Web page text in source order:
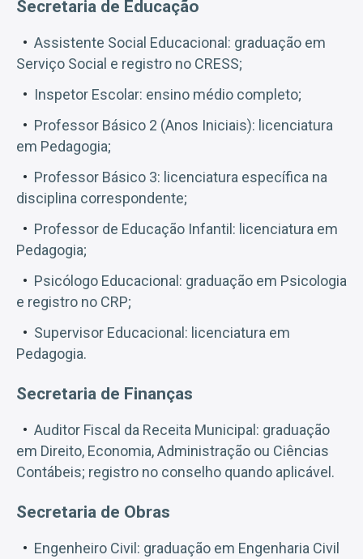
Secretaria de Educação
Assistente Social Educacional: graduação em
Serviço Social e registro no CRESS;
Inspetor Escolar: ensino médio completo;
Professor Básico 2 (Anos Iniciais): licenciatura
em Pedagogia;
Professor Básico 3: licenciatura específica na
disciplina correspondente;
Professor de Educação Infantil: licenciatura em
Pedagogia;
Psicólogo Educacional: graduação em Psicologia
e registro no CRP;
Supervisor Educacional: licenciatura em
Pedagogia.
Secretaria de Finanças
Auditor Fiscal da Receita Municipal: graduação
em Direito, Economia, Administração ou Ciências
Contábeis; registro no conselho quando aplicável.
Secretaria de Obras
Engenheiro Civil: graduação em Engenharia Civil